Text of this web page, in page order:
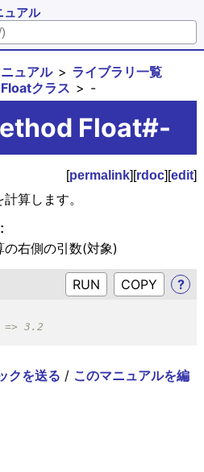
アル
ュアル
ライブラリ一覧
Floatクラス -
Float#-
[permalink][rdoc][edit]
算します。
:
の右側の引数(対象)
RUN ?
クを送る / このマニュアルを編